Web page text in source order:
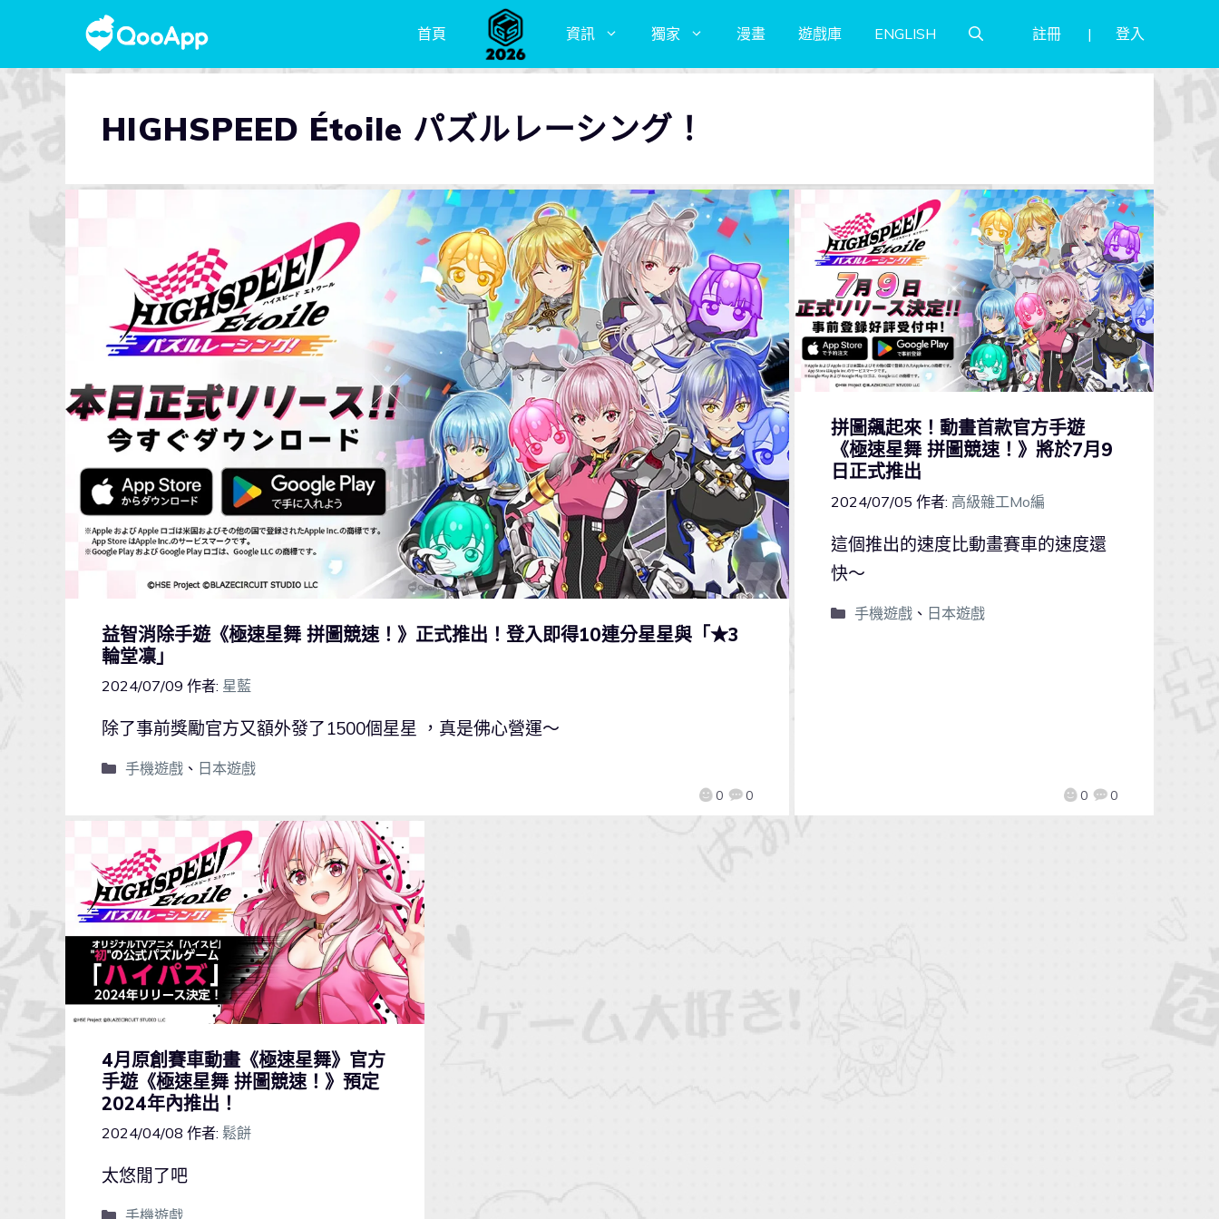
首頁 資訊 獨家 漫畫 遊戲庫 ENGLISH 註冊 登入
HIGHSPEED Étoile パズルレーシング！​​
益智消除手遊《極速星舞 拼圖競速！》正式推出！登入即得10連分星星與「★3
輪堂凛」
2024/07/09 作者: 星藍
0 0
除了事前獎勵官方又額外發了1500個星星 ，真是佛心營運～
手機遊戲、 日本遊戲
拼圖飆起來！動畫首款官方手遊
《極速星舞 拼圖競速！》將於7月9
日正式推出
2024/07/05 作者: 高級雜工Mo編
0 0
這個推出的速度比動畫賽車的速度還
快～
手機遊戲、 日本遊戲
4月原創賽車動畫《極速星舞》官方
手遊《極速星舞 拼圖競速！》預定
2024年內推出！
2024/04/08 作者: 鬆餅
太悠閒了吧
手機遊戲